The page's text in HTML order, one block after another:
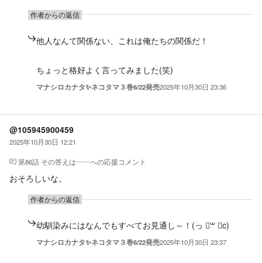
作者からの返信
他人なんて関係ない、これは俺たちの関係だ！
ちょっと格好よく言ってみました(笑)
マナシロカナタ✨ネコタマ３巻6/22発売2025年10月30日 23:36
@105945900459
2025年10月30日 12:21
第86話 その答えは――への応援コメント
おそろしいな。
作者からの返信
幼馴染みにはなんでもすべてお見通し～！(っ ॑꒳ ॑c)
マナシロカナタ✨ネコタマ３巻6/22発売2025年10月30日 23:37